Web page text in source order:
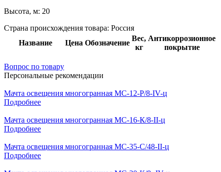
Высота, м: 20
Страна происхождения товара: Россия
Название
Цена Обозначение
Вес,
кг
Антикоррозионное
покрытие
Вопрос по товару
Персональные рекомендации
Мачта освещения многогранная МС-12-Р/8-IV-ц
Подробнее
Мачта освещения многогранная МС-16-К/8-II-ц
Подробнее
Мачта освещения многогранная МС-35-С/48-II-ц
Подробнее